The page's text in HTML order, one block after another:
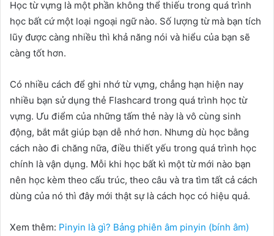
Học từ vựng là một phần không thể thiếu trong quá trình
học bất cứ một loại ngoại ngữ nào. Số lượng từ mà bạn tích
lũy được càng nhiều thì khả năng nói và hiểu của bạn sẽ
càng tốt hơn.
Có nhiều cách để ghi nhớ từ vựng, chẳng hạn hiện nay
nhiều bạn sử dụng thẻ Flashcard trong quá trình học từ
vựng. Ưu điểm của những tấm thẻ này là vô cùng sinh
động, bắt mắt giúp bạn dễ nhớ hơn. Nhưng dù học bằng
cách nào đi chăng nữa, điều thiết yếu trong quá trình học
chính là vận dụng. Mỗi khi học bất kì một từ mới nào bạn
nên học kèm theo cấu trúc, theo câu và tra tìm tất cả cách
dùng của nó thì đây mới thật sự là cách học có hiệu quả.
Xem thêm: Pinyin là gì? Bảng phiên âm pinyin (bính âm)